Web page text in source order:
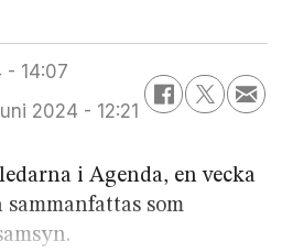
- 14:07
juni 2024 - 12:21
i Agenda, en vecka
som